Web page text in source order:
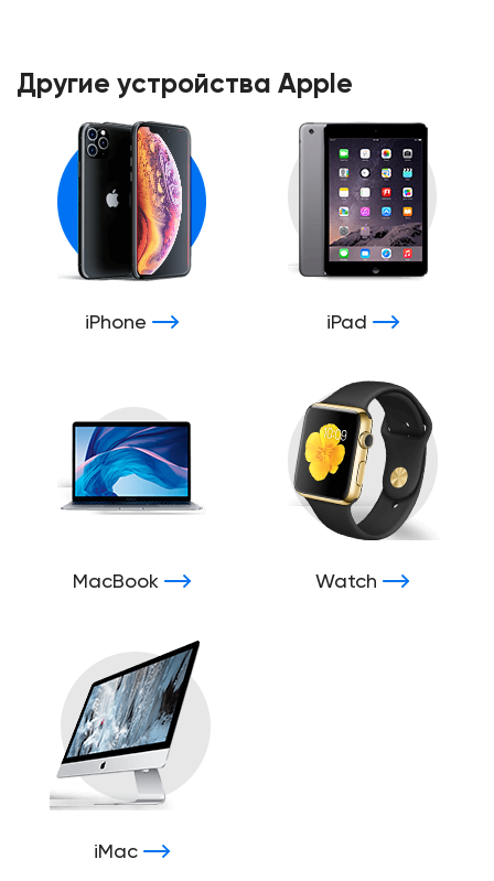
Другие устройства Apple
iPhone iPad
MacBook Watch
iMac